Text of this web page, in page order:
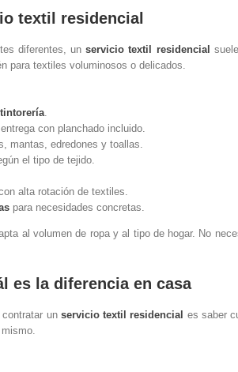
textil residencial
diferentes, unservicio textil residencial
para textiles voluminosos o delicados.
tintorería.
con planchado incluido.
mantas, edredones y toallas.
el tipo de tejido.
alta rotación de textiles.
para necesidades concretas.
al volumen de ropa y al tipo de hogar. No
es la diferencia en casa
un servicio textil residencial es saber